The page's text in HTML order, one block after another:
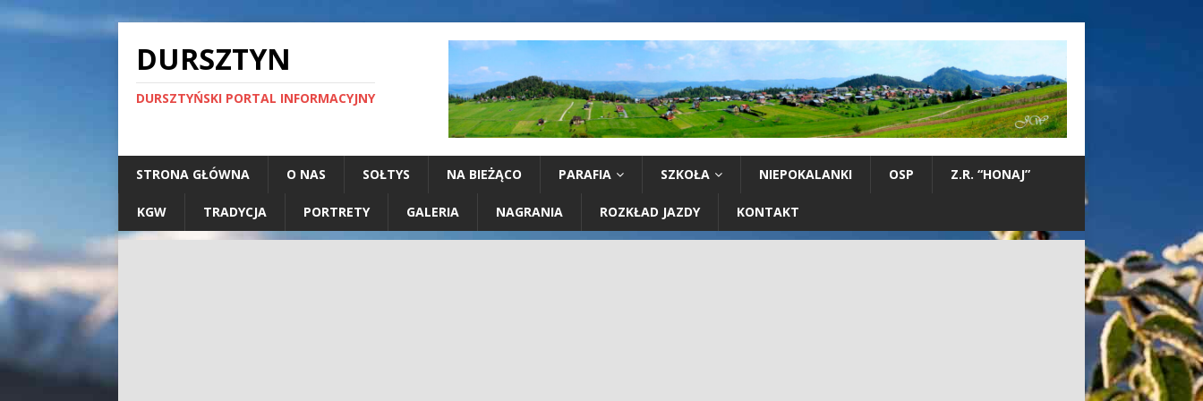
DURSZTYN
DURSZTYŃSKI PORTAL INFORMACYJNY
STRONA GŁÓWNA O NAS SOŁTYS NA BIEŻĄCO PARAFIA SZKOŁA NIEPOKALANKI OSP Z.R. “HONAJ”
KGW TRADYCJA PORTRETY GALERIA NAGRANIA ROZKŁAD JAZDY KONTAKT